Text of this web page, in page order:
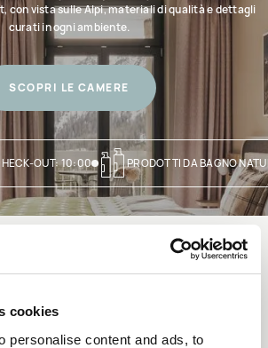
cookies
personalise content and ads, to
con vista sulle Alpi, materiali di qualità e dettagli
curati in ogni ambiente.
SCOPRI LE CAMERE
OUT: 10:00 PRODOTTI DA BAGNO
e bar